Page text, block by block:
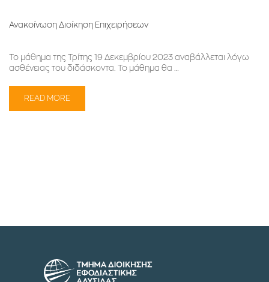
Ανακοίνωση Διοίκηση Επιχειρήσεων
Το μάθημα της Τρίτης 19 Δεκεμβρίου 2023 αναβάλλεται λόγω
ασθένειας του διδάσκοντα. Το μάθημα θα …
READ MORE